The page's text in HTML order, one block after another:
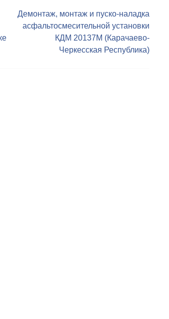
Демонтаж, монтаж и пуско-наладка
асфальтосмесительной установки
КДМ 20137М (Карачаево-
Черкесская Республика)